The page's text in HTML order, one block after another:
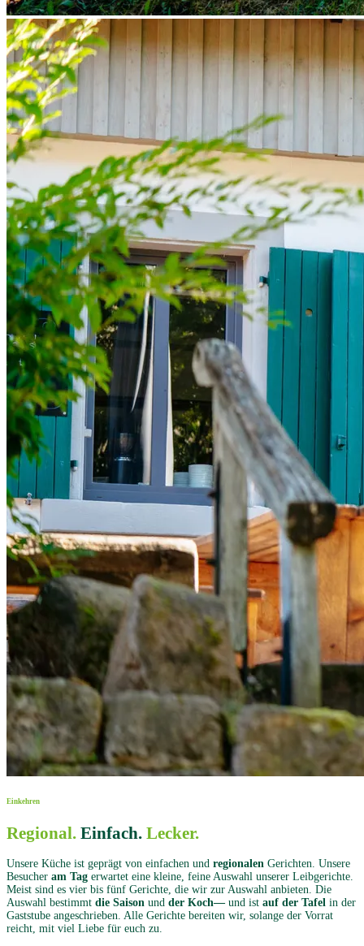
Einkehren
Regional. Einfach. Lecker.
Unsere Küche ist geprägt von einfachen und regionalen Gerichten. Unsere
Besucher am Tag erwartet eine kleine, feine Auswahl unserer Leibgerichte.
Meist sind es vier bis fünf Gerichte, die wir zur Auswahl anbieten. Die
Auswahl bestimmt die Saison und der Koch— und ist auf der Tafel in der
Gaststube angeschrieben. Alle Gerichte bereiten wir, solange der Vorrat
reicht, mit viel Liebe für euch zu.